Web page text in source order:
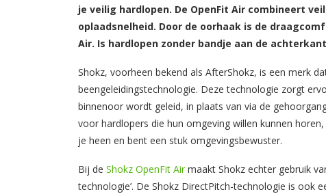
je veilig hardlopen. De OpenFit Air combineert
oplaadsnelheid. Door de oorhaak is de
Air. Is hardlopen zonder bandje aan de
Shokz, voorheen bekend als AfterShokz, is een merk
beengeleidingstechnologie. Deze technologie zorgt
binnenoor wordt geleid, in plaats van via de
voor hardlopers die hun omgeving willen kunnen
je heen en bent een stuk omgevingsbewuster.
Bij de Shokz OpenFit Air maakt Shokz echter gebruik
technologie’. De Shokz DirectPitch-technologie is ook